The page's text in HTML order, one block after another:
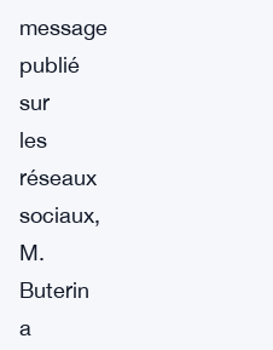
message
publié
sur
les
réseaux
sociaux,
M.
Buterin
a